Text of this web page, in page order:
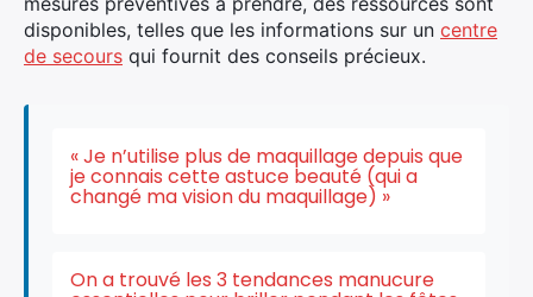
disponibles, telles que les informations sur un centre
de secours qui fournit des conseils précieux.
« Je n’utilise plus de maquillage depuis que
je connais cette astuce beauté (qui a
changé ma vision du maquillage) »
On a trouvé les 3 tendances manucure